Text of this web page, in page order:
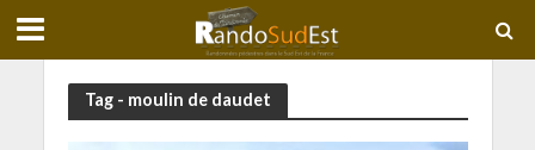
Tag - moulin de daudet